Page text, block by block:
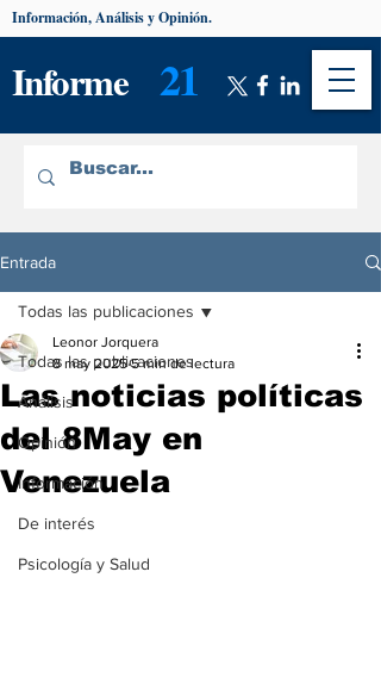
Informe 21
Información, Análisis y Opinión.
Entrada
Todas las publicaciones
Análisis
Opinión
Información
De interés
Psicología y Salud
Todas las publicaciones
Las noticias políticas
del 8May en
Venezuela
Leonor Jorquera
8 may 2025 5 min de lectura